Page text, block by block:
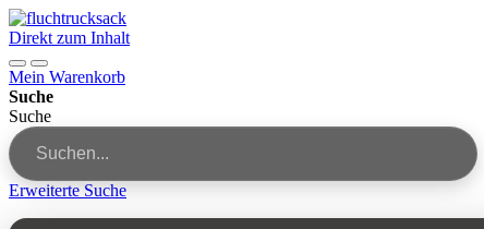
Direkt zum Inhalt
Mein Warenkorb
Suche
Suche
Erweiterte Suche